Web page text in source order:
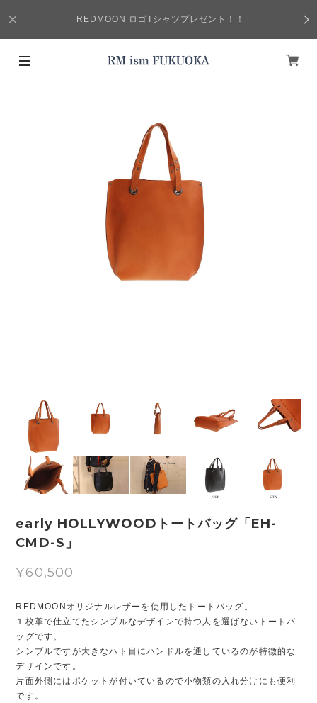
REDMOON ロゴTシャツプレゼント！！
early HOLLYWOODトートバッグ「EH-
CMD-S」
¥60,500
REDMOONオリジナルレザーを使用したトートバッグ。
１枚革で仕立てたシンプルなデザインで持つ人を選ばないトートバ
ッグです。
シンプルですが大きなハト目にハンドルを通しているのが特徴的な
デザインです。
片面外側にはポケットが付いているので小物類の入れ分けにも便利
です。